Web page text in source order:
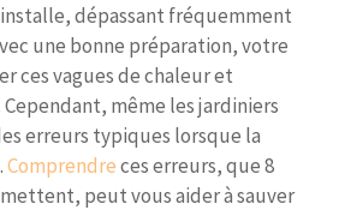
dépassant fréquemment
une bonne préparation, votre
ces vagues de chaleur et
même les jardiniers
erreurs typiques lorsque la
Comprendreces erreurs, que 8
peut vous aider à sauver